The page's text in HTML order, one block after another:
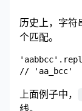
历史上，字符
个匹配。
上面例子中，
线。